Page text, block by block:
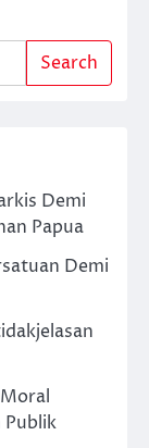
Search
Demi
Papua
Demi
Publik